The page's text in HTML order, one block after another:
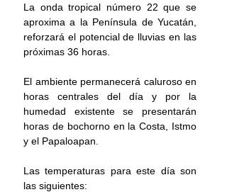
La onda tropical número 22 que se
aproxima a la Península de Yucatán,
reforzará el potencial de lluvias en las
próximas 36 horas.
El ambiente permanecerá caluroso en
horas centrales del día y por la
humedad existente se presentarán
horas de bochorno en la Costa, Istmo
y el Papaloapan.
Las temperaturas para este día son
las siguientes: